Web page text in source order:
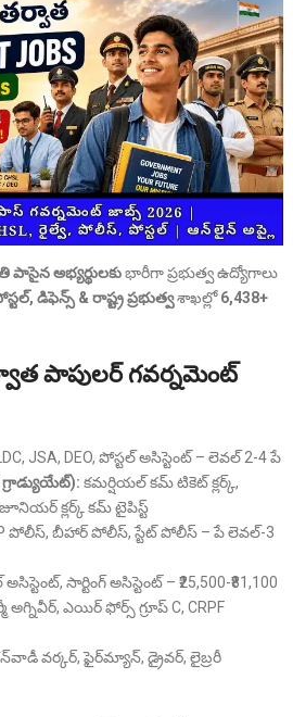
పాసైన అభ్యర్థులకుభారీగా ప్రభుత్వ ఉద్యోగాలు
డిఫెన్స్ & రాష్ట్ర ప్రభుత్వశాఖల్లో6,438+
పాపులర్ గవర్నమెంట్
JSA, DEO, పోస్టల్ అసిస్టెంట్ – లెవల్ 2-4 పే
గ్రాడ్యుయేట్): కమర్షియల్ కమ్ టికెట్ క్లర్క్,
క్లర్క్ కమ్ టైపిస్ట్
పోలీస్, బీహార్ పోలీస్, స్టేట్ పోలీస్ – పే లెవల్-3
సార్టింగ్ అసిస్టెంట్ – ₹25,500-₹81,100
ఎయిర్ ఫోర్స్ గ్రూప్ C, CRPF
వర్కర్, ఫైర్‌మ్యాన్, డ్రైవర్, లైబ్రరీ